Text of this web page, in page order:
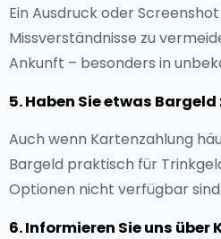
Ein Ausdruck oder
Missverständnisse zu
Ankunft – besonders in
5. Haben Sie etwas Bargeld
Auch wenn Kartenzahlung
Bargeld praktisch für
Optionen nicht verfügbar sind.
6. Informieren Sie uns über